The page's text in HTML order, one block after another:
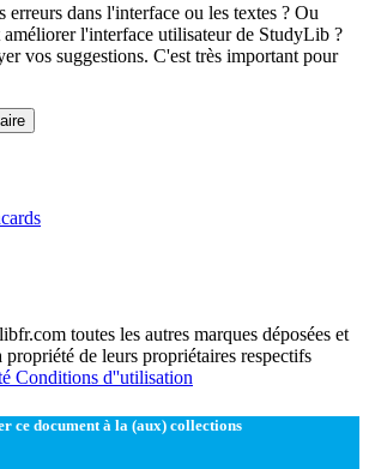
erreurs dans l'interface ou les textes ? Ou
améliorer l'interface utilisateur de StudyLib ?
vos suggestions. C'est très important pour
toutes les autres marques déposées et
de leurs propriétaires respectifs
Conditions d''utilisation
ce document à la (aux) collections